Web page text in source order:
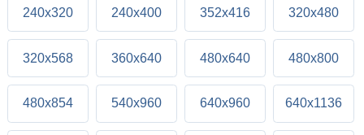
240x320 240x400 352x416 320x480
320x568 360x640 480x640 480x800
480x854 540x960 640x960 640x1136